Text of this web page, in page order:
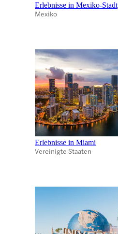
Erlebnisse in Mexiko-Stadt
Mexiko
Erlebnisse in Miami
Vereinigte Staaten